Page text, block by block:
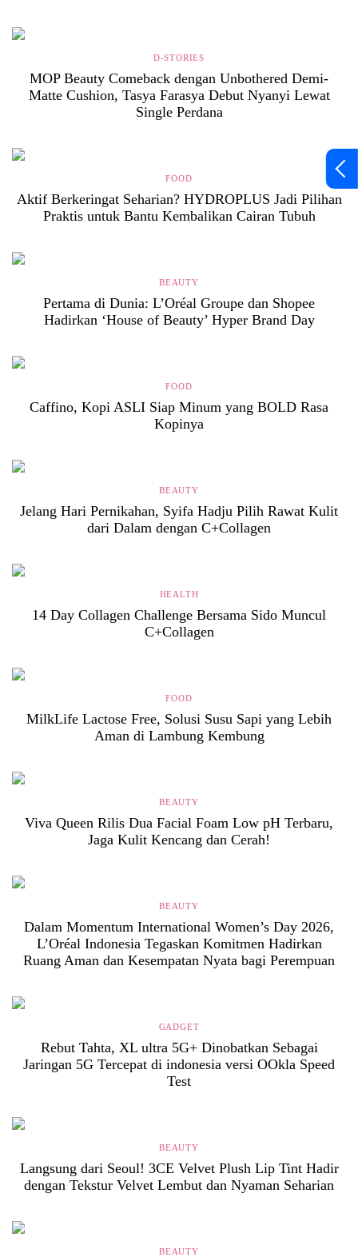
D-STORIES
MOP Beauty Comeback dengan Unbothered Demi-
Matte Cushion, Tasya Farasya Debut Nyanyi Lewat
Single Perdana
FOOD
Aktif Berkeringat Seharian? HYDROPLUS Jadi Pilihan
Praktis untuk Bantu Kembalikan Cairan Tubuh
BEAUTY
Pertama di Dunia: L’Oréal Groupe dan Shopee
Hadirkan ‘House of Beauty’ Hyper Brand Day
FOOD
Caffino, Kopi ASLI Siap Minum yang BOLD Rasa
Kopinya
BEAUTY
Jelang Hari Pernikahan, Syifa Hadju Pilih Rawat Kulit
dari Dalam dengan C+Collagen
HEALTH
14 Day Collagen Challenge Bersama Sido Muncul
C+Collagen
FOOD
MilkLife Lactose Free, Solusi Susu Sapi yang Lebih
Aman di Lambung Kembung
BEAUTY
Viva Queen Rilis Dua Facial Foam Low pH Terbaru,
Jaga Kulit Kencang dan Cerah!
BEAUTY
Dalam Momentum International Women’s Day 2026,
L’Oréal Indonesia Tegaskan Komitmen Hadirkan
Ruang Aman dan Kesempatan Nyata bagi Perempuan
GADGET
Rebut Tahta, XL ultra 5G+ Dinobatkan Sebagai
Jaringan 5G Tercepat di indonesia versi OOkla Speed
Test
BEAUTY
Langsung dari Seoul! 3CE Velvet Plush Lip Tint Hadir
dengan Tekstur Velvet Lembut dan Nyaman Seharian
BEAUTY